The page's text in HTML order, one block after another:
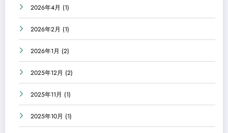
2026年4月 (1)
2026年2月 (1)
2026年1月 (2)
2025年12月 (2)
2025年11月 (1)
2025年10月 (1)